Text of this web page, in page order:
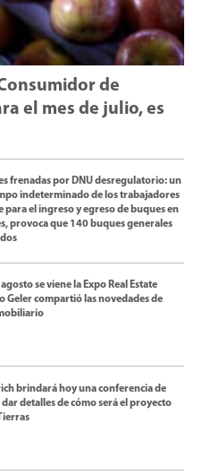
de
el mes de julio, es
frenadas por DNU desregulatorio: un
indeterminado de los trabajadores
para el ingreso y egreso de buques en
provoca que 140 buques generales
se viene la Expo Real Estate
Geler compartió las novedades de
brindará hoy una conferencia de
detalles de cómo será el proyecto